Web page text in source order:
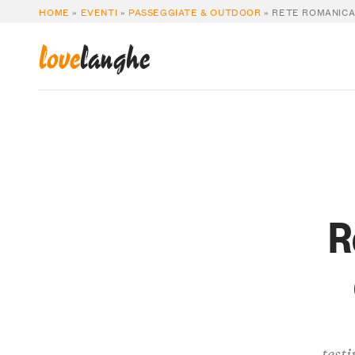
HOME » EVENTI » PASSEGGIATE & OUTDOOR » RETE
lovelanghe